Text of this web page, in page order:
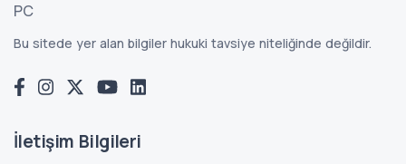
PC
Bu sitede yer alan bilgiler hukuki tavsiye niteliğinde değildir.
İletişim Bilgileri